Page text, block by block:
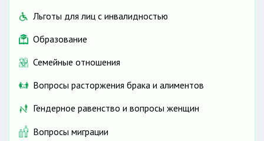
Льготы для лиц с инвалидностью
Образование
Семейные отношения
Вопросы расторжения брака и алиментов
Гендерное равенство и вопросы женщин
Вопросы миграции